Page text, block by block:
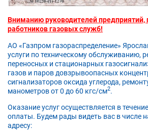
Вниманию руководителей
работников газовых служб!
АО «Газпром газораспределение»
услуги по техническому обслуживанию,
переносных и стационарных
газов и паров довзрывоопасных
сигнализаторов оксида углерода,
манометров от 0 до 60 кгс/см2.
Оказание услуг осуществляется в течение
оплаты. Будем рады видеть вас в числе
адресу: